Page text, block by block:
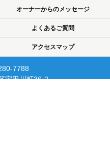
オーナーからのメッセージ
よくあるご質問
アクセスマップ
7788
宇田川町36-2